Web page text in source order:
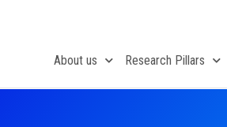
About us Research Pillars